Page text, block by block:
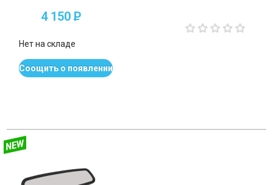
4 150P
Нет на складе
Соощить о появлении